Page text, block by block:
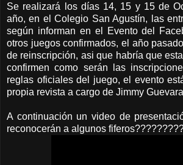
Se realizará los días 14, 15 y 15 de
año, en el Colegio San Agustín, las
según informan en el Evento del
otros juegos confirmados, el año
de reinscripción, asi que habría que
confirmen como serán las
reglas oficiales del juego, el evento
propia revista a cargo de Jimmy
A continuación un video de
reconocerán a algunos